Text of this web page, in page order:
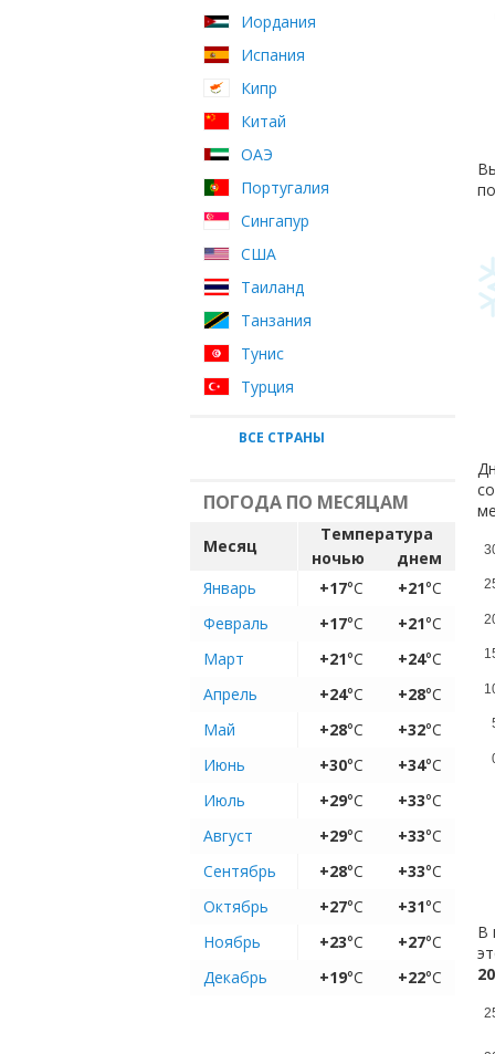
Иордания
Испания
Кипр
Китай
ОАЭ
Португалия
Сингапур
США
Таиланд
Танзания
Тунис
Турция
ВСЕ СТРАНЫ
ПОГОДА ПО МЕСЯЦАМ
Месяц
Температура
ночью
днем
Январь
+17°C +21°C
Февраль
+17°C +21°C
Март
+21°C +24°C
Апрель
+24°C +28°C
Май
+28°C +32°C
Июнь
+30°C +34°C
Июль
+29°C +33°C
Август
+29°C +33°C
Сентябрь
+28°C +33°C
Октябрь
+27°C +31°C
Ноябрь
+23°C +27°C
Декабрь
+19°C +22°C
В